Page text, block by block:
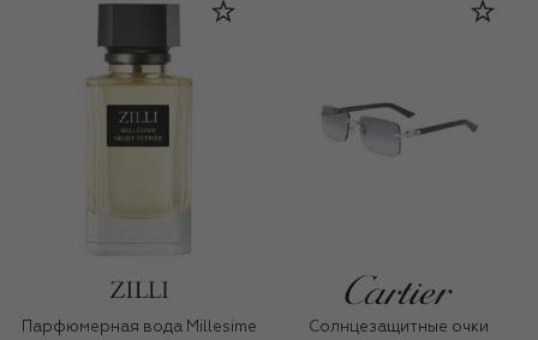
Парфюмерная вода Millesime
Солнцезащитные очки